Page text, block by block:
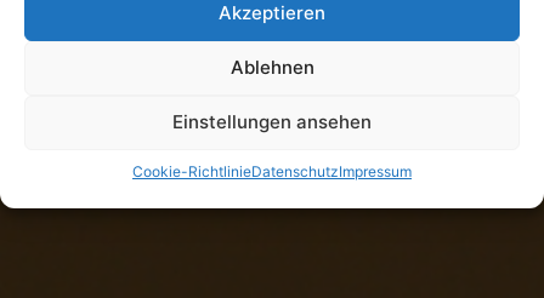
Akzeptieren
Ablehnen
Einstellungen ansehen
Cookie-RichtlinieDatenschutzImpressum